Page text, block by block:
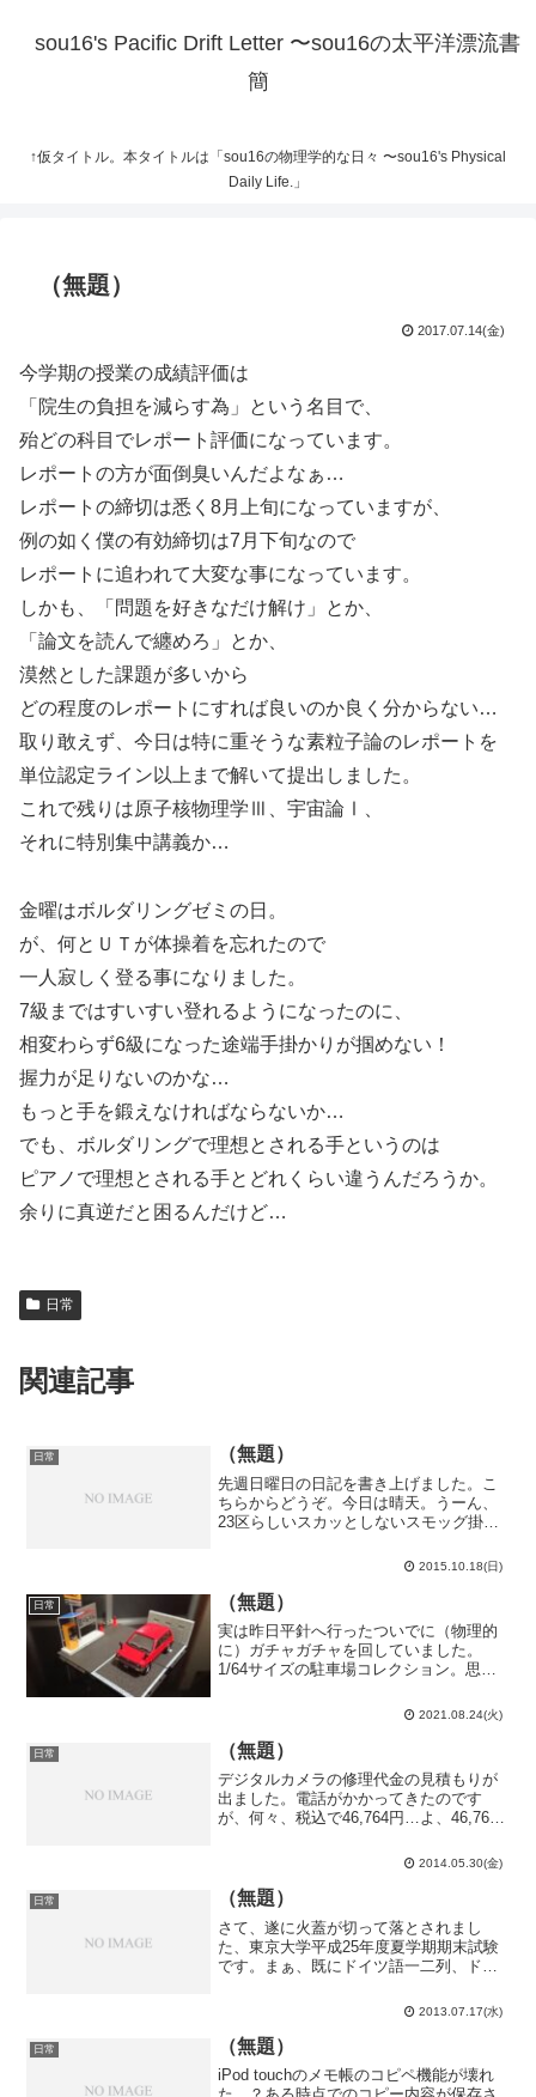
sou16's Pacific Drift Letter 〜sou16の太平洋漂流書
簡
↑仮タイトル。本タイトルは「sou16の物理学的な日々 〜sou16's Physical
Daily Life.」
（無題）
2017.07.14(金)
今学期の授業の成績評価は
「院生の負担を減らす為」という名目で、
殆どの科目でレポート評価になっています。
レポートの方が面倒臭いんだよなぁ…
レポートの締切は悉く8月上旬になっていますが、
例の如く僕の有効締切は7月下旬なので
レポートに追われて大変な事になっています。
しかも、「問題を好きなだけ解け」とか、
「論文を読んで纏めろ」とか、
漠然とした課題が多いから
どの程度のレポートにすれば良いのか良く分からない…
取り敢えず、今日は特に重そうな素粒子論のレポートを
単位認定ライン以上まで解いて提出しました。
これで残りは原子核物理学Ⅲ、宇宙論Ⅰ、
それに特別集中講義か…
金曜はボルダリングゼミの日。
が、何とＵＴが体操着を忘れたので
一人寂しく登る事になりました。
7級まではすいすい登れるようになったのに、
相変わらず6級になった途端手掛かりが掴めない！
握力が足りないのかな…
もっと手を鍛えなければならないか…
でも、ボルダリングで理想とされる手というのは
ピアノで理想とされる手とどれくらい違うんだろうか。
余りに真逆だと困るんだけど…
日常
関連記事
日常 （無題）
先週日曜日の日記を書き上げました。こ
ちらからどうぞ。今日は晴天。うーん、
23区らしいスカッとしないスモッグ掛か
川敷を走ってホームセンターへスポンジ
や靴べらを買いに行ったりしました。サ
ハリンで買ったコップ入...
2015.10.18(日)
日常 （無題）
実は昨日平針へ行ったついでに（物理的
に）ガチャガチャを回していました。
1/64サイズの駐車場コレクション。思っ
スが無いので取り敢えず本棚に置いてみ
た図。ケチって2回しか回さなかったけ
ど、これならもっと回し...
2021.08.24(火)
日常 （無題）
デジタルカメラの修理代金の見積もりが
出ました。電話がかかってきたのです
が、何々、税込で46,764円…よ、46,764
た。しかし、聞き直しても間違い無く
46,764円。そこそこのカメラがもう1台買
える額じゃ...
2014.05.30(金)
日常 （無題）
さて、遂に火蓋が切って落とされまし
た、東京大学平成25年度夏学期期末試験
です。まぁ、既にドイツ語一二列、ドイ
ありましたが。第4教科目（試験期間では
初）の試験は英語一列、通称「暗記一
列」でした。まず、試...
2013.07.17(水)
日常 （無題）
iPod touchのメモ帳のコピペ機能が壊れ